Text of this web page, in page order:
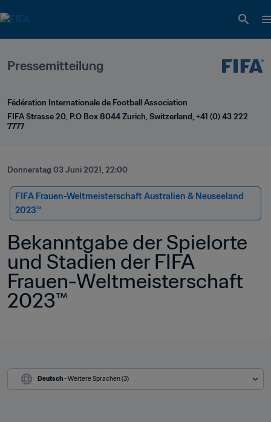
Pressemitteilung
Fédération Internationale de Football Association
FIFA Strasse 20, P.O Box 8044 Zurich, Switzerland, +41 (0) 43 222
7777
Donnerstag 03 Juni 2021, 22:00
FIFA Frauen-Weltmeisterschaft Australien & Neuseeland
2023™
Bekanntgabe der Spielorte
und Stadien der FIFA
Frauen-Weltmeisterschaft
2023™
Deutsch - Weitere Sprachen (3)